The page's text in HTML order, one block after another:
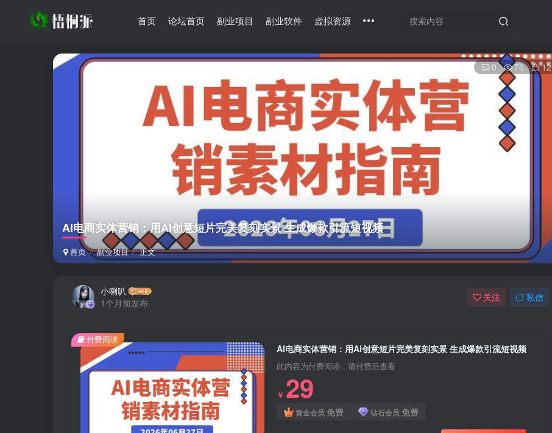
首页 论坛首页 副业项目 副业软件 虚拟资源
AI电商实体营销：用AI创意短片完美复刻实景 生成爆款引流短视频
首页 副业项目 正文
0 76 12
小喇叭
1个月前发布
关注 私信
AI电商实体营销：用AI创意短片完美复刻实景 生成爆款引流短视频
此内容为付费阅读，请付费后查看
￥ 29
黄金会员 免费 钻石会员 免费
付费阅读